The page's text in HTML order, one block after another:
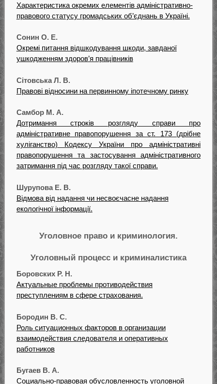
Характеристика окремих елементів адміністративно-
правового статусу громадських об’єднань в Україні.
Сонин О. Е.
Окремі питання відшкодування шкоди, завданої
ушкодженням здоров’я працівників
Сітовська Л. В.
Правові відносини на первинному іпотечному ринку
Самбор М. А.
Дотримання строків розгляду справи про
адміністративне правопорушення за ст. 173 (дрібне
хуліганство) Кодексу України про адміністративні
правопорушення та застосування адміністративного
затримання під час розгляду такої справи.
Шурупова Е. В.
Відмова від надання чи несвоєчасне надання
екологічної інформації.
Уголовное право и криминология.
Уголовный процесс и криминалистика
Боровских Р. Н.
Актуальные проблемы противодействия
преступлениям в сфере страхования.
Бородин В. С.
Роль ситуационных факторов в организации
взаимодействия следователя и оперативных
работников
Бугаев В. А.
Социально-правовая обусловленность уголовной